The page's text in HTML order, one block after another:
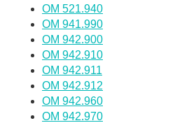
OM 521.940
OM 941.990
OM 942.900
OM 942.910
OM 942.911
OM 942.912
OM 942.960
OM 942.970